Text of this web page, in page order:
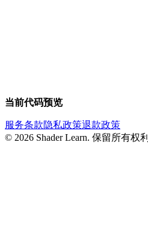
当前代码预览
服务条款隐私政策退款政策
© 2026 Shader Learn. 保留所有权利